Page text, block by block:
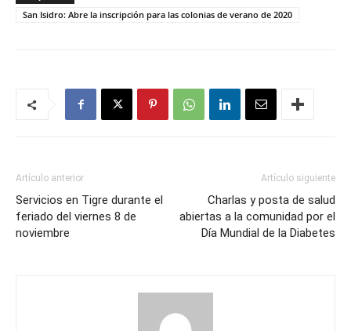
San Isidro: Abre la inscripción para las colonias de verano de 2020
Artículo anterior
Servicios en Tigre durante el
feriado del viernes 8 de
noviembre
Artículo siguiente
Charlas y posta de salud
abiertas a la comunidad por el
Día Mundial de la Diabetes